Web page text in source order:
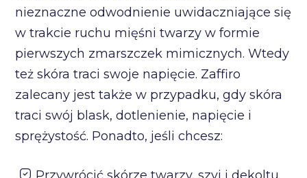
nieznaczne odwodnienie uwidaczniające się
w trakcie ruchu mięśni twarzy w formie
pierwszych zmarszczek mimicznych. Wtedy
też skóra traci swoje napięcie. Zaffiro
zalecany jest także w przypadku, gdy skóra
traci swój blask, dotlenienie, napięcie i
sprężystość. Ponadto, jeśli chcesz: